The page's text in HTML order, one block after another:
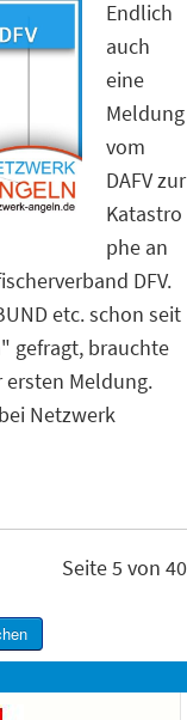
Endlich
auch
eine
Meldung
vom
DAFV zur
Katastro
phe an
DFV.
etc. schon seit
gefragt, brauchte
ersten Meldung.
Netzwerk
Seite 5 von 40